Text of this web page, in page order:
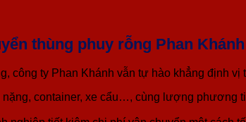
thùng phuy rỗng Phan Khánh
công ty Phan Khánh vẫn tự hào khẳng định
container, xe cẩu…, cùng lượng phương